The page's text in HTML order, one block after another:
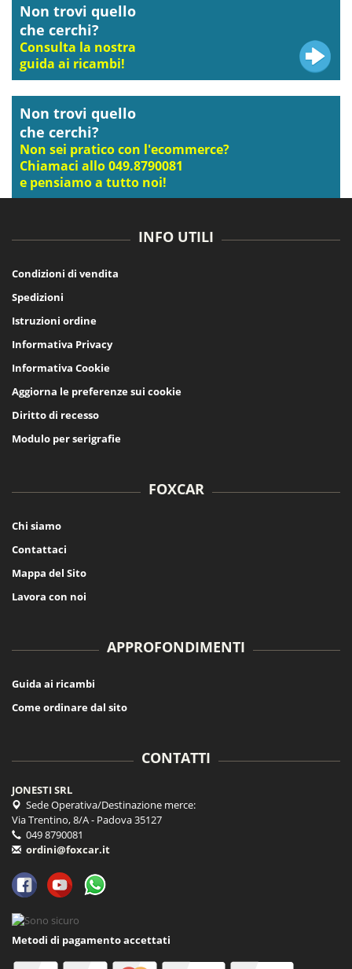
Non trovi quello
che cerchi?
Consulta la nostra
guida ai ricambi!
Non trovi quello
che cerchi?
Non sei pratico con l'ecommerce?
Chiamaci allo 049.8790081
e pensiamo a tutto noi!
INFO UTILI
Condizioni di vendita
Spedizioni
Istruzioni ordine
Informativa Privacy
Informativa Cookie
Aggiorna le preferenze sui cookie
Diritto di recesso
Modulo per serigrafie
FOXCAR
Chi siamo
Contattaci
Mappa del Sito
Lavora con noi
APPROFONDIMENTI
Guida ai ricambi
Come ordinare dal sito
CONTATTI
JONESTI SRL
Sede Operativa/Destinazione merce:
Via Trentino, 8/A - Padova 35127
049 8790081
ordini@foxcar.it
Metodi di pagamento accettati